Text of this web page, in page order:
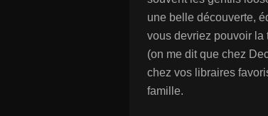
une belle découverte,
vous devriez pouvoir la
(on me dit que chez
chez vos libraires
famille.